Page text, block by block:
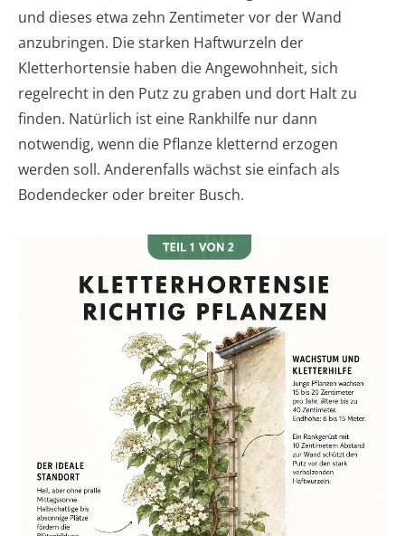
und dieses etwa zehn Zentimeter vor der Wand
anzubringen. Die starken Haftwurzeln der
Kletterhortensie haben die Angewohnheit, sich
regelrecht in den Putz zu graben und dort Halt zu
finden. Natürlich ist eine Rankhilfe nur dann
notwendig, wenn die Pflanze kletternd erzogen
werden soll. Anderenfalls wächst sie einfach als
Bodendecker oder breiter Busch.